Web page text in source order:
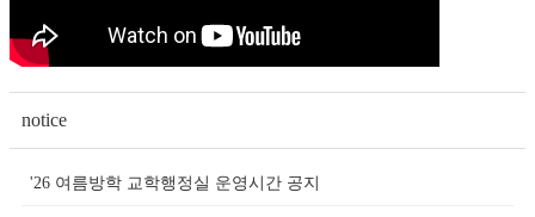
notice
'26 여름방학 교학행정실 운영시간 공지